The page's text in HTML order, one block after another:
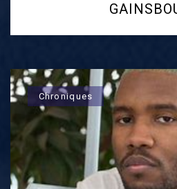
Chroniques